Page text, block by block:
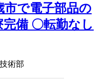
市で電子部品の
備 〇転勤なし
術部